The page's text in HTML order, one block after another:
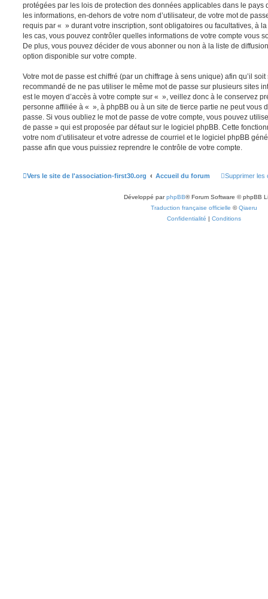
protégées par les lois de protection des données applicables dans le pays
les informations, en-dehors de votre nom d’utilisateur, de votre mot de
requis par « » durant votre inscription, sont obligatoires ou facultatives, à
les cas, vous pouvez contrôler quelles informations de votre compte vous
De plus, vous pouvez décider de vous abonner ou non à la liste de
option disponible sur votre compte.
Votre mot de passe est chiffré (par un chiffrage à sens unique) afin qu’il
recommandé de ne pas utiliser le même mot de passe sur plusieurs sites
est le moyen d’accès à votre compte sur « », veillez donc à le conservez
personne affiliée à « », à phpBB ou à un site de tierce partie ne peut vous
passe. Si vous oubliez le mot de passe de votre compte, vous pouvez
de passe » qui est proposée par défaut sur le logiciel phpBB. Cette
votre nom d’utilisateur et votre adresse de courriel et le logiciel phpBB
passe afin que vous puissiez reprendre le contrôle de votre compte.
Vers le site de l'association-first30.org Accueil du forum Supprimer les
Développé parphpBB® Forum Software © phpBB
Traduction française officielle ©Qiaeru
Confidentialité | Conditions